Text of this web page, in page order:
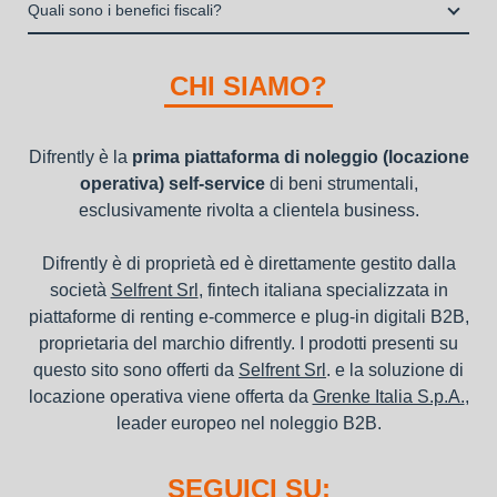
operativa di beni mobili strumentali (B2B), previa approvazione
della richiesta da parte della stessa.
Quali sono i benefici fiscali?
nel bilancio, poiché i canoni vengono considerati un servizio. I
canoni di noleggio sono deducibili ai fini IRES e IRAP
CHI SIAMO?
Difrently è la prima piattaforma di noleggio (locazione
operativa) self-servicedi beni strumentali,
esclusivamente rivolta a clientela business.
Difrently è di proprietà ed è direttamente gestito dalla
società Selfrent Srl , fintech italiana specializzata in
piattaforme di renting e-commerce e plug-in digitali B2B,
proprietaria del marchio difrently. I prodotti presenti su
questo sito sono offerti da Selfrent Srl . e la soluzione di
locazione operativa viene offerta da Grenke Italia S.p.A.,
leader europeo nel noleggio B2B.
SEGUICI SU: